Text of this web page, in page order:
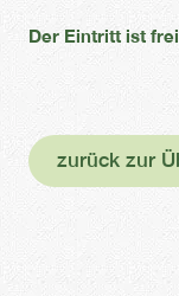
Der Eintritt ist
zurück zur